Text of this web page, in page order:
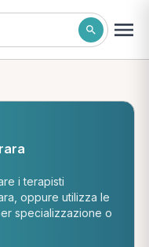
i terapisti
oppure utilizza le
specializzazione o